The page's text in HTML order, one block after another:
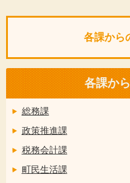
各課から
各課か
総務課
政策推進課
税務会計課
町民生活課